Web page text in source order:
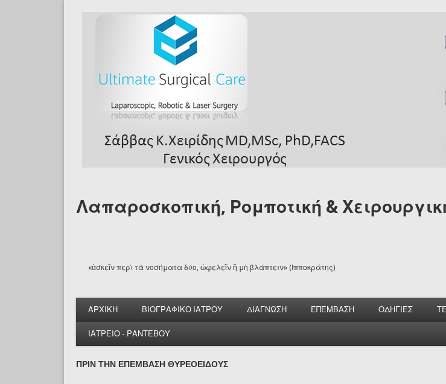
Λαπαροσκοπική, Ρομποτική &
«ἀσκεῖν περὶ τὰ νοσήματα δύο, ὠφελεῖν ἢ μὴ βλάπτειν» (Ιπποκράτης)
ΑΡΧΙΚΗ ΒΙΟΓΡΑΦΙΚΟ ΙΑΤΡΟΥ ΔΙΑΓΝΩΣΗ ΕΠΕΜΒΑΣΗ ΟΔΗΓΙΕΣ
ΙΑΤΡΕΙΟ - ΡΑΝΤΕΒΟΥ
ΠΡΙΝ ΤΗΝ ΕΠΕΜΒΑΣΗ ΘΥΡΕΟΕΙΔΟΥΣ